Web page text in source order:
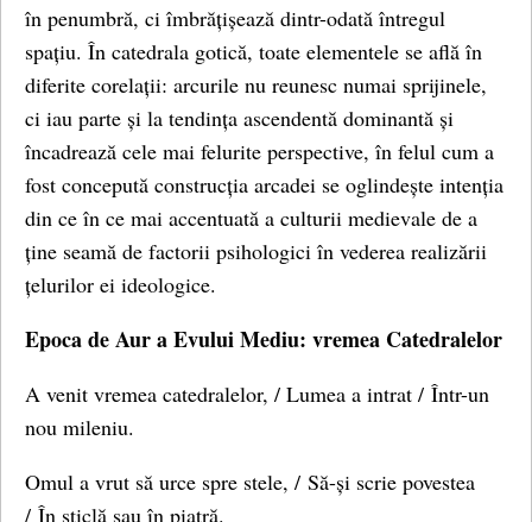
în penumbră, ci îmbrățișează dintr-odată întregul
spațiu. În catedrala gotică, toate elementele se află în
diferite corelații: arcurile nu reunesc numai sprijinele,
ci iau parte și la tendința ascendentă dominantă și
încadrează cele mai felurite perspective, în felul cum a
fost concepută construcția arcadei se oglindește intenția
din ce în ce mai accentuată a culturii medievale de a
ține seamă de factorii psihologici în vederea realizării
țelurilor ei ideologice.
Epoca de Aur a Evului Mediu: vremea Catedralelor
A venit vremea catedralelor, / Lumea a intrat / Într-un
nou mileniu.
Omul a vrut să urce spre stele, / Să-și scrie povestea
/ În sticlă sau în piatră.